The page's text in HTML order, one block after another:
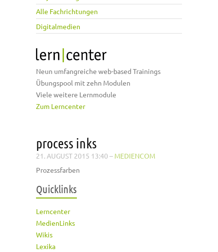
Alle Fachrichtungen
Digitalmedien
Neun umfangreiche web-based Trainings
Übungspool mit zehn Modulen
Viele weitere Lernmodule
Zum Lerncenter
process inks
21. AUGUST 2015 13:40 – MEDIENCOM
Prozessfarben
Quicklinks
Lerncenter
MedienLinks
Wikis
Lexika